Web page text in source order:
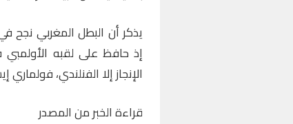
يذكر أن البطل المغربي نجح
الإنجاز إلا الفنلندي، فولماري إيسو
قراءة الخبر من المصدر